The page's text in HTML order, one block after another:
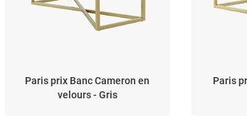
Paris prix Banc Cameron en
velours - Gris
Paris